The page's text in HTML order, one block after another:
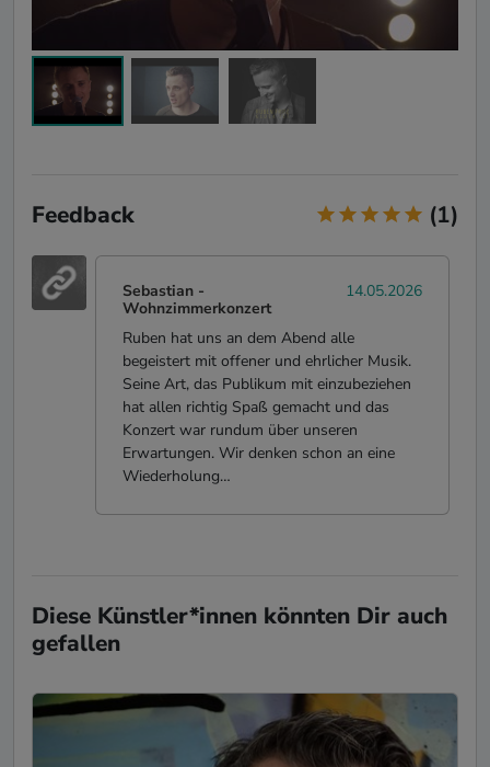
Feedback (1)
Sebastian -
Wohnzimmerkonzert
14.05.2026
Ruben hat uns an dem Abend alle
begeistert mit offener und ehrlicher Musik.
Seine Art, das Publikum mit einzubeziehen
hat allen richtig Spaß gemacht und das
Konzert war rundum über unseren
Erwartungen. Wir denken schon an eine
Wiederholung…
Diese Künstler*innen könnten Dir auch
gefallen